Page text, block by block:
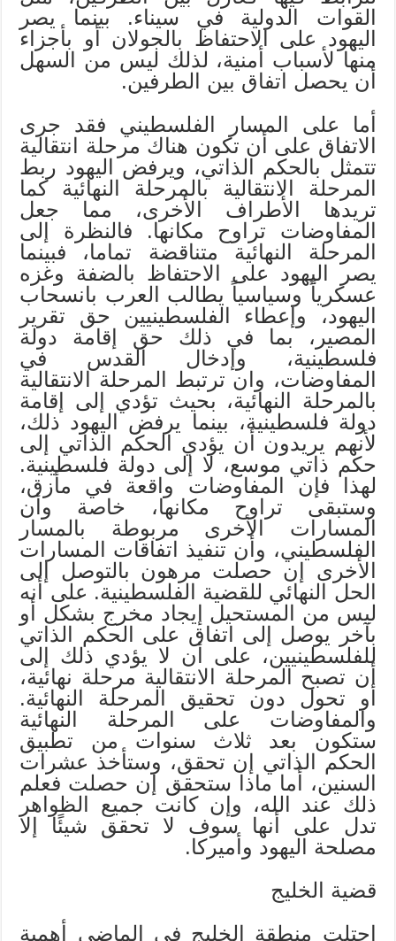
القوات الدولية في سيناء. بينما يصر
اليهود على الاحتفاظ بالجولان أو بأجزاء
منها لأسباب أمنية، لذلك ليس من السهل
أن يحصل اتفاق بين الطرفين.
أما على المسار الفلسطيني فقد جرى
الاتفاق على أن تكون هناك مرحلة انتقالية
تتمثل بالحكم الذاتي، ويرفض اليهود ربط
المرحلة الانتقالية بالمرحلة النهائية كما
تريدها الأطراف الأخرى، مما جعل
المفاوضات تراوح مكانها. فالنظرة إلى
المرحلة النهائية متناقضة تماما، فبينما
يصر اليهود على الاحتفاظ بالضفة وغزه
عسكرياً وسياسياً يطالب العرب بانسحاب
اليهود، وإعطاء الفلسطينيين حق تقرير
المصير، بما في ذلك حق إقامة دولة
فلسطينية، وإدخال القدس في
المفاوضات، وان ترتبط المرحلة الانتقالية
بالمرحلة النهائية، بحيث تؤدي إلى إقامة
دولة فلسطينية، بينما يرفض اليهود ذلك،
لأنهم يريدون أن يؤدي الحكم الذاتي إلى
حكم ذاتي موسع، لا إلى دولة فلسطينية.
لهذا فإن المفاوضات واقعة في مأزق،
وستبقى تراوح مكانها، خاصة وأن
المسارات الأخرى مربوطة بالمسار
الفلسطيني، وأن تنفيذ اتفاقات المسارات
الأخرى إن حصلت مرهون بالتوصل إلى
الحل النهائي للقضية الفلسطينية. على أنه
ليس من المستحيل إيجاد مخرج بشكل أو
بآخر يوصل إلى اتفاق على الحكم الذاتي
للفلسطينيين، على أن لا يؤدي ذلك إلى
أن تصبح المرحلة الانتقالية مرحلة نهائية،
أو تحول دون تحقيق المرحلة النهائية.
والمفاوضات على المرحلة النهائية
ستكون بعد ثلاث سنوات من تطبيق
الحكم الذاتي إن تحقق، وستأخذ عشرات
السنين، أما ماذا ستحقق إن حصلت فعلم
ذلك عند الله، وإن كانت جميع الظواهر
تدل على أنها سوف لا تحقق شيئًا إلا
مصلحة اليهود وأميركا.
قضية الخليج
احتلت منطقة الخليج في الماضي أهمية